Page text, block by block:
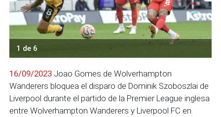
1 de 6
16/09/2023 Joao Gomes de Wolverhampton
Wanderers bloquea el disparo de Dominik Szoboszlai de
Liverpool durante el partido de la Premier League inglesa
entre Wolverhampton Wanderers y Liverpool FC en